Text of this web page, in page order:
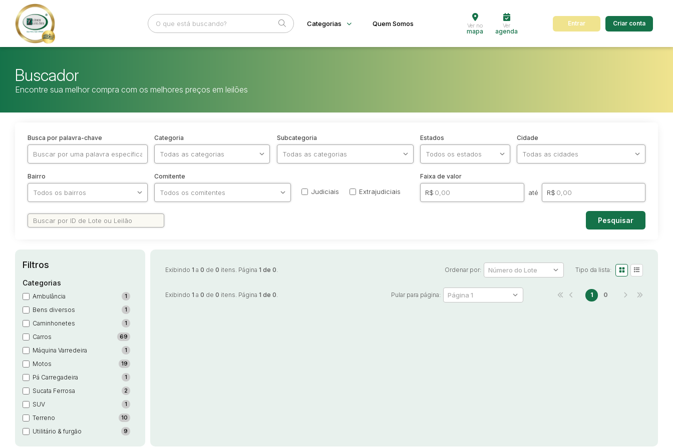
Categorias
Ambulância
Caminhonetes
Carros
Máquina Varredeira
Pá Carregadeira
Utilitário & furgão
Quem Somos Ver no
mapa
Ver
agenda
Entrar Criar conta
Buscador
Encontre sua melhor compra com os melhores preços em leilões
Busca por palavra-chave Categoria Subcategoria Estados Cidade
Bairro Comitente
Judiciais Extrajudiciais
Faixa de valor
R$ até R$
Pesquisar
Filtros
Categorias
Ambulância 1
Bens diversos 1
Caminhonetes 1
Carros 69
Máquina Varredeira 1
Motos 19
Pá Carregadeira 1
Sucata Ferrosa 2
SUV 1
Terreno 10
Utilitário & furgão 9
Exibindo 1 a 0 de 0 itens. Página 1 de 0. Ordenar por: Tipo da lista:
Exibindo 1 a 0 de 0 itens. Página 1 de 0. Pular para página: 1 0